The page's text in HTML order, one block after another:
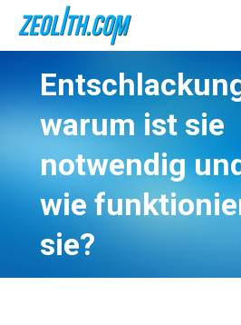
warum ist sie
notwendig
wie
sie?
Sie befinden sich hier: